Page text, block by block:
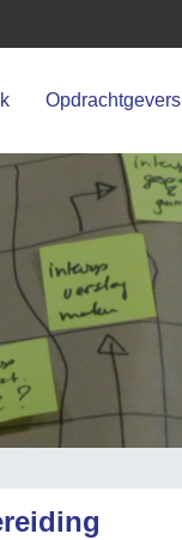
Opdrachtgevers